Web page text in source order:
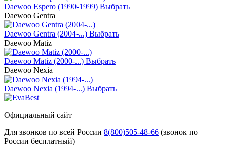
Daewoo Espero (1990-1999) Выбрать
Daewoo Gentra
Daewoo Gentra (2004-...) Выбрать
Daewoo Matiz
Daewoo Matiz (2000-...) Выбрать
Daewoo Nexia
Daewoo Nexia (1994-...) Выбрать
Официальный сайт
Для звонков по всей России 8(800)505-48-66 (звонок по
России бесплатный)